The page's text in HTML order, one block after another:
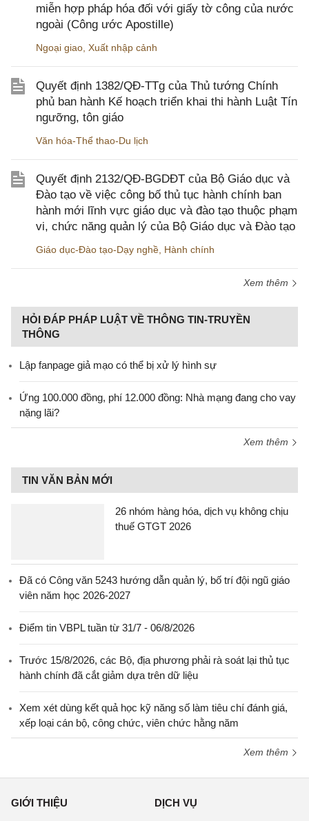
miễn hợp pháp hóa đối với giấy tờ công của nước
ngoài (Công ước Apostille)
Ngoại giao Xuất nhập cảnh
Quyết định 1382/QĐ-TTg của Thủ tướng Chính
phủ ban hành Kế hoạch triển khai thi hành Luật Tín
ngưỡng, tôn giáo
Văn hóa-Thể thao-Du lịch
Quyết định 2132/QĐ-BGDĐT của Bộ Giáo dục và
Đào tạo về việc công bố thủ tục hành chính ban
hành mới lĩnh vực giáo dục và đào tạo thuộc phạm
vi, chức năng quản lý của Bộ Giáo dục và Đào tạo
Giáo dục-Đào tạo-Dạy nghề Hành chính
Xem thêm
HỎI ĐÁP PHÁP LUẬT VỀ THÔNG TIN-TRUYỀN
THÔNG
Lập fanpage giả mạo có thể bị xử lý hình sự
Ứng 100.000 đồng, phí 12.000 đồng: Nhà mạng đang cho vay
nặng lãi?
Xem thêm
TIN VĂN BẢN MỚI
26 nhóm hàng hóa, dịch vụ không chịu
thuế GTGT 2026
Đã có Công văn 5243 hướng dẫn quản lý, bố trí đội ngũ giáo
viên năm học 2026-2027
Điểm tin VBPL tuần từ 31/7 - 06/8/2026
Trước 15/8/2026, các Bộ, địa phương phải rà soát lại thủ tục
hành chính đã cắt giảm dựa trên dữ liệu
Xem xét dùng kết quả học kỹ năng số làm tiêu chí đánh giá,
xếp loại cán bộ, công chức, viên chức hằng năm
Xem thêm
GIỚI THIỆU DỊCH VỤ